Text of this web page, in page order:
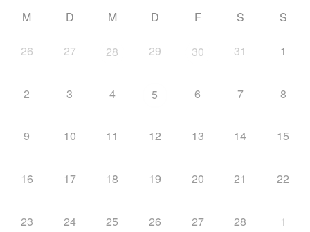
M D M D F S S
26 27 28 29 30 31 1
2 3 4 5 6 7 8
9 10 11 12 13 14 15
16 17 18 19 20 21 22
23 24 25 26 27 28 1